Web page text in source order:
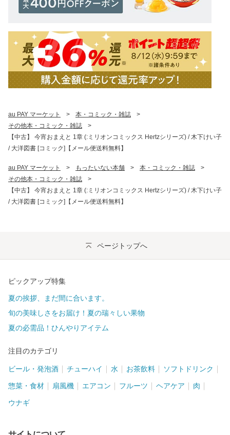
au PAY マーケット > 本・コミック・雑誌
>
その他本・コミック・雑誌
>
【中古】 今宵おまえと 1章 (:ミリオンコミックス Hertzシリーズ) / 木下けい子
/ 大洋図書 [コミック]【メール便送料無料】
au PAY マーケット > もったいない本舗 > 本・コミック・雑誌
>
その他本・コミック・雑誌
>
【中古】 今宵おまえと 1章 (:ミリオンコミックス Hertzシリーズ) / 木下けい子
/ 大洋図書 [コミック]【メール便送料無料】
ページトップへ
ピックアップ特集
夏の挨拶、まだ間に合います。
旬の美味しさをお届け！夏の瑞々しい果物
夏の必需品！ひんやりアイテム
注目のカテゴリ
ビール・発泡酒 チューハイ 水 お茶飲料 ソフトドリンク
惣菜・食材 扇風機 エアコン フルーツ ヘアケア 肉
ウナギ